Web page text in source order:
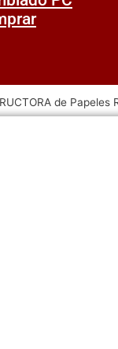
de Papeles